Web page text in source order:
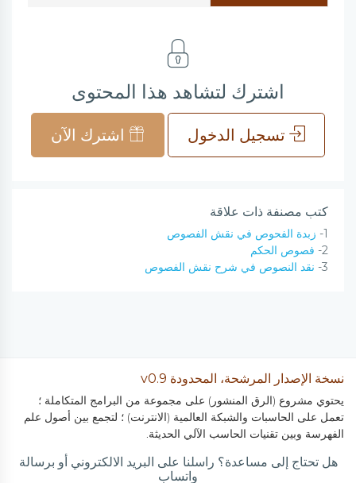
اشترك لتشاهد هذا المحتوى
تسجيل الدخول اشترك الآن
كتب مصنفة ذات علاقة
1- زبدة الفحوص في نقش الفصوص
2- فصوص الحكم
3- نقد النصوص في شرح نقش الفصوص
نسخة الإصدار المرشحة، المحدودة v0.9
يحتوي مشروع (الرق المنشور) على مجموعة من البرامج المتكاملة ؛
تعمل على الحاسبات والشبكة العالمية (الانترنت) ؛ لتجمع بين أصول علم
الفهرسة وبين تقنيات الحاسب الآلي الحديثة.
هل تحتاج إلى مساعدة؟ راسلنا على البريد الالكتروني أو برسالة
واتساب